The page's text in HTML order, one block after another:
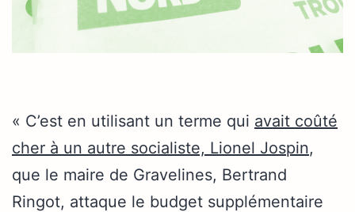
« C’est en utilisant un terme qui avait coûté
cher à un autre socialiste, Lionel Jospin,
que le maire de Gravelines, Bertrand
Ringot, attaque le budget supplémentaire